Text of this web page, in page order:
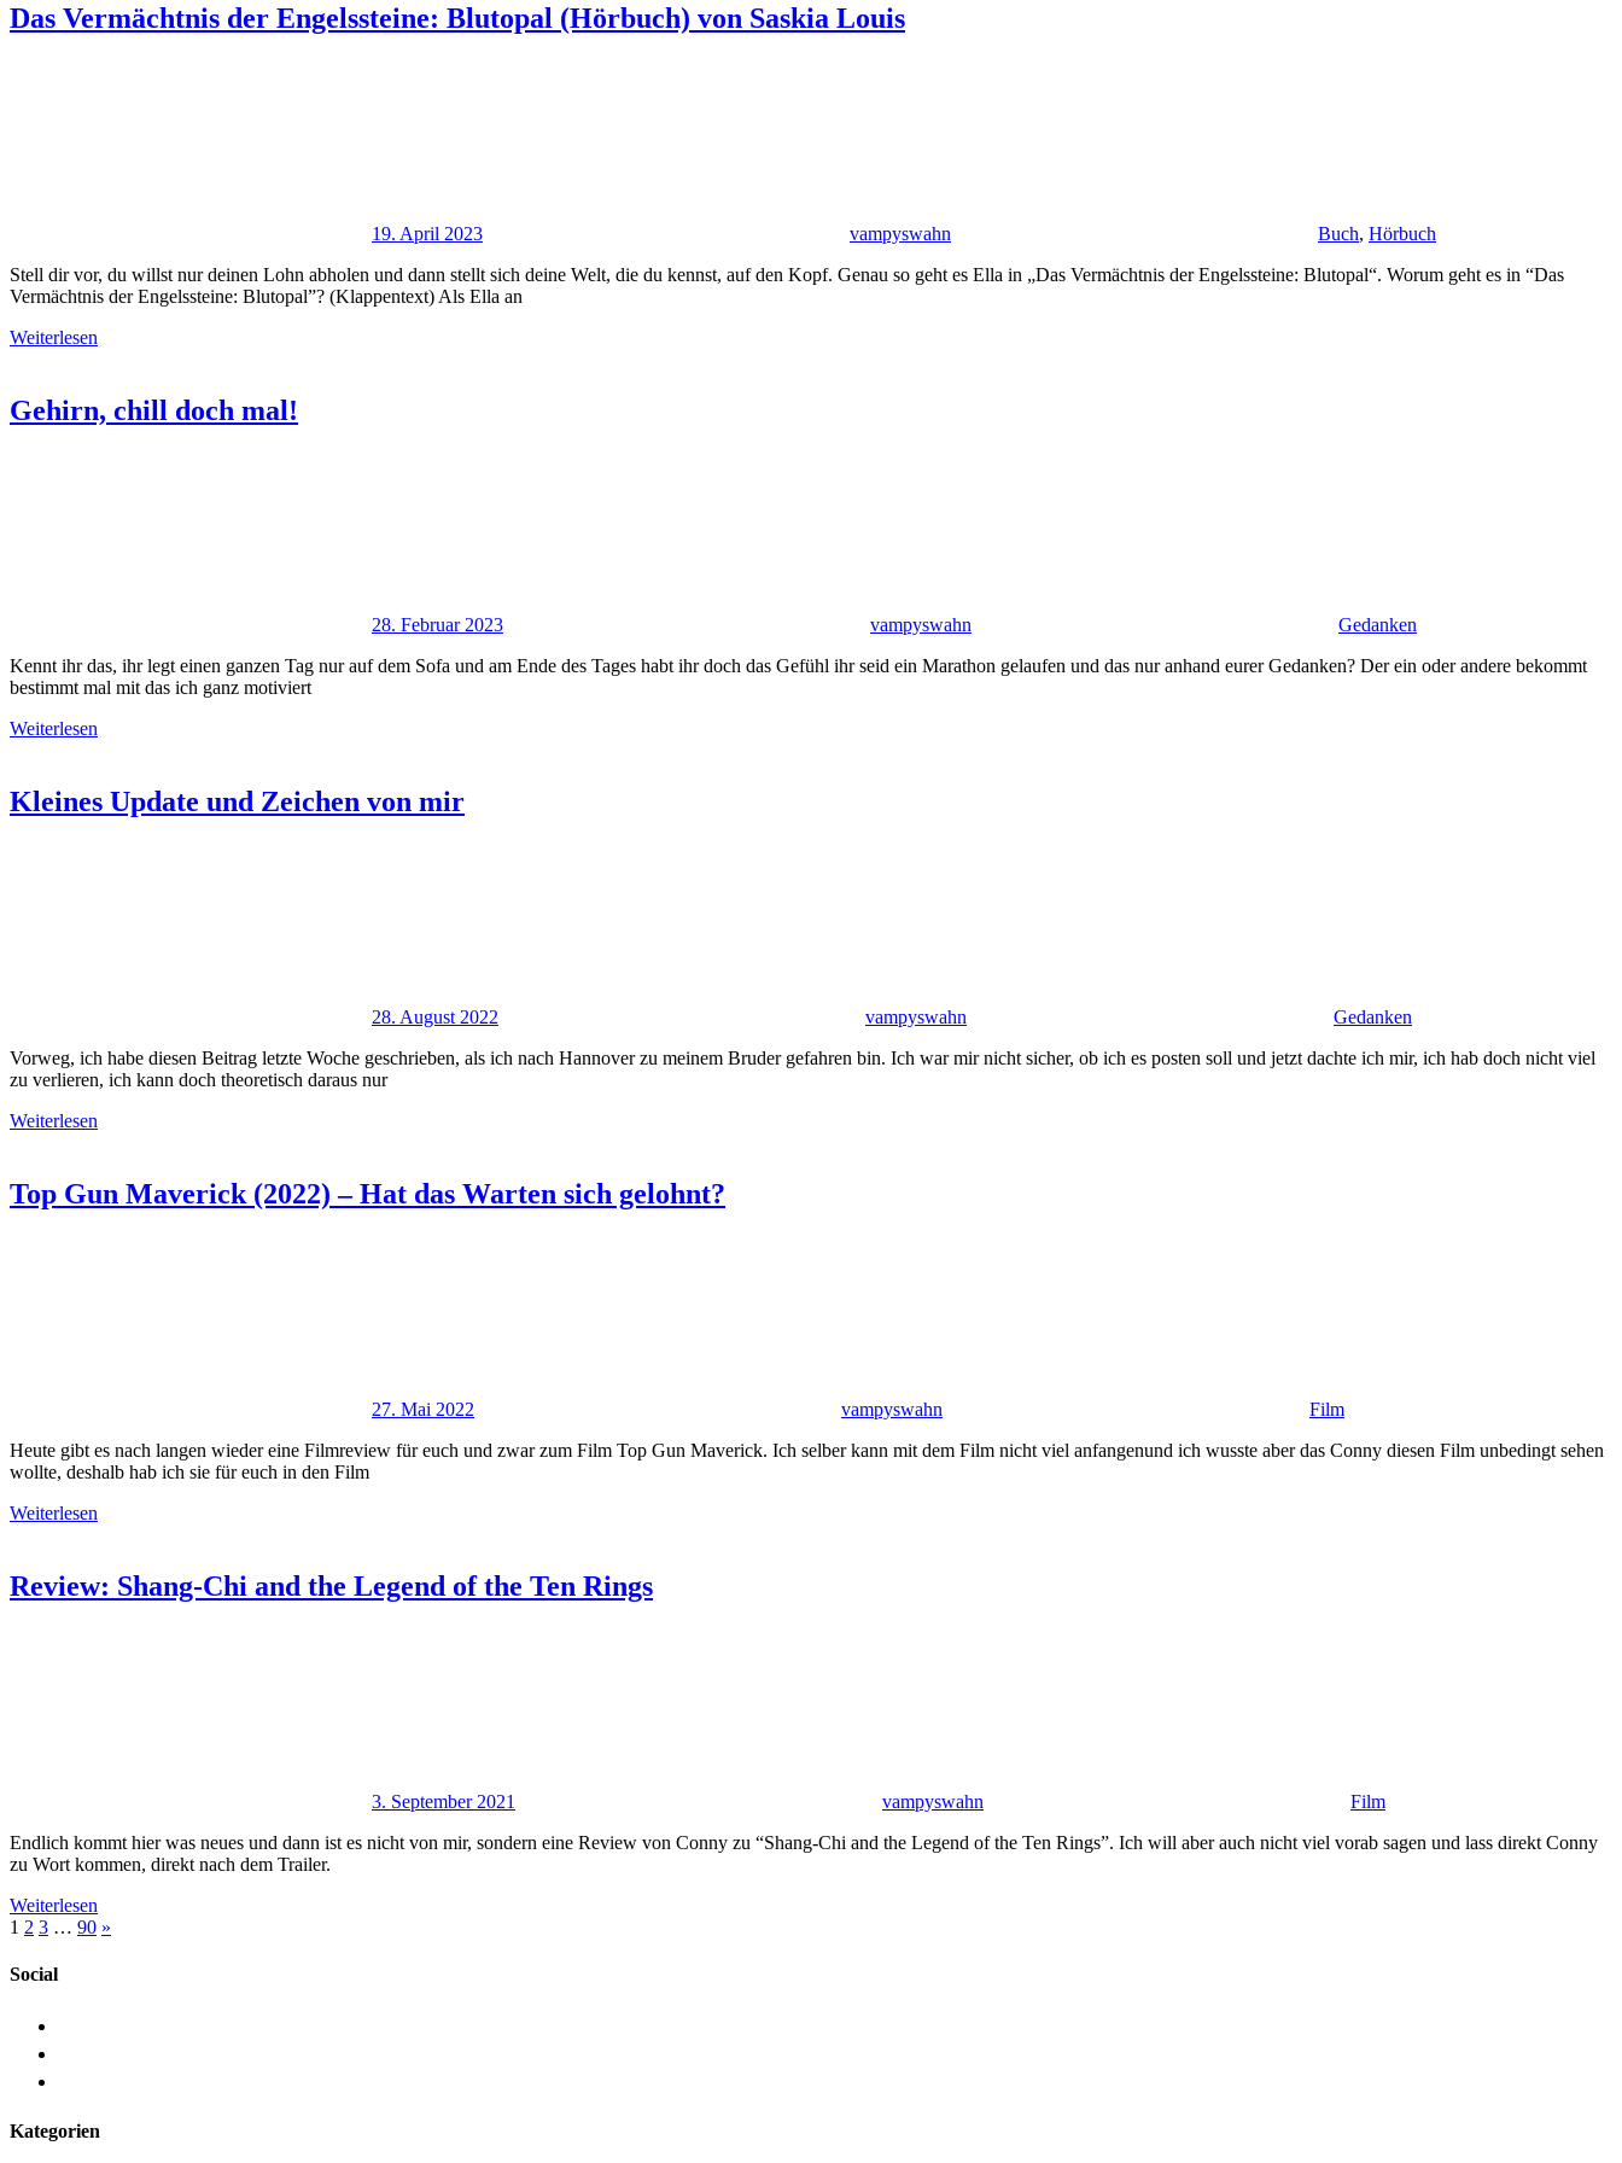
Das Vermächtnis der Engelssteine: Blutopal (Hörbuch) von Saskia Louis
19. April 2023 vampyswahn Buch, Hörbuch
Stell dir vor, du willst nur deinen Lohn abholen und dann stellt sich deine Welt, die du kennst, auf den Kopf. Genau so geht es Ella in „Das Vermächtnis der Engelssteine: Blutopal“. Worum geht es in “Das
Vermächtnis der Engelssteine: Blutopal”? (Klappentext) Als Ella an
Weiterlesen
Gehirn, chill doch mal!
28. Februar 2023 vampyswahn
Gedanken
Kennt ihr das, ihr legt einen ganzen Tag nur auf dem Sofa und am Ende des Tages habt ihr doch das Gefühl ihr seid ein Marathon gelaufen und das nur anhand eurer Gedanken? Der ein oder andere bekommt
bestimmt mal mit das ich ganz motiviert
Weiterlesen
Kleines Update und Zeichen von mir
28. August 2022 vampyswahn
Gedanken
Vorweg, ich habe diesen Beitrag letzte Woche geschrieben, als ich nach Hannover zu meinem Bruder gefahren bin. Ich war mir nicht sicher, ob ich es posten soll und jetzt dachte ich mir, ich hab doch nicht viel
zu verlieren, ich kann doch theoretisch daraus nur
Weiterlesen
Top Gun Maverick (2022) – Hat das Warten sich gelohnt?
27. Mai 2022 vampyswahn
Film
Heute gibt es nach langen wieder eine Filmreview für euch und zwar zum Film Top Gun Maverick. Ich selber kann mit dem Film nicht viel anfangenund ich wusste aber das Conny diesen Film unbedingt sehen
wollte, deshalb hab ich sie für euch in den Film
Weiterlesen
Review: Shang-Chi and the Legend of the Ten Rings
3. September 2021 vampyswahn
Film
Endlich kommt hier was neues und dann ist es nicht von mir, sondern eine Review von Conny zu “Shang-Chi and the Legend of the Ten Rings”. Ich will aber auch nicht viel vorab sagen und lass direkt Conny
zu Wort kommen, direkt nach dem Trailer.
Weiterlesen
Beitragsnavigation
1 2 3 … 90 Nächste
»
Social
Kategorien